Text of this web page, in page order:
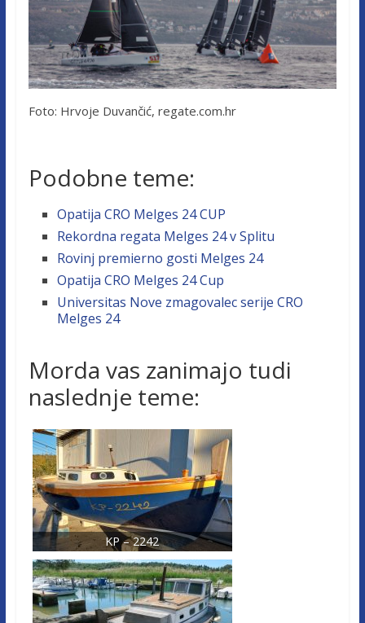
Foto: Hrvoje Duvančić, regate.com.hr
Podobne teme:
Opatija CRO Melges 24 CUP
Rekordna regata Melges 24 v Splitu
Rovinj premierno gosti Melges 24
Opatija CRO Melges 24 Cup
Universitas Nove zmagovalec serije CRO
Melges 24
Morda vas zanimajo tudi
naslednje teme:
KP – 2242